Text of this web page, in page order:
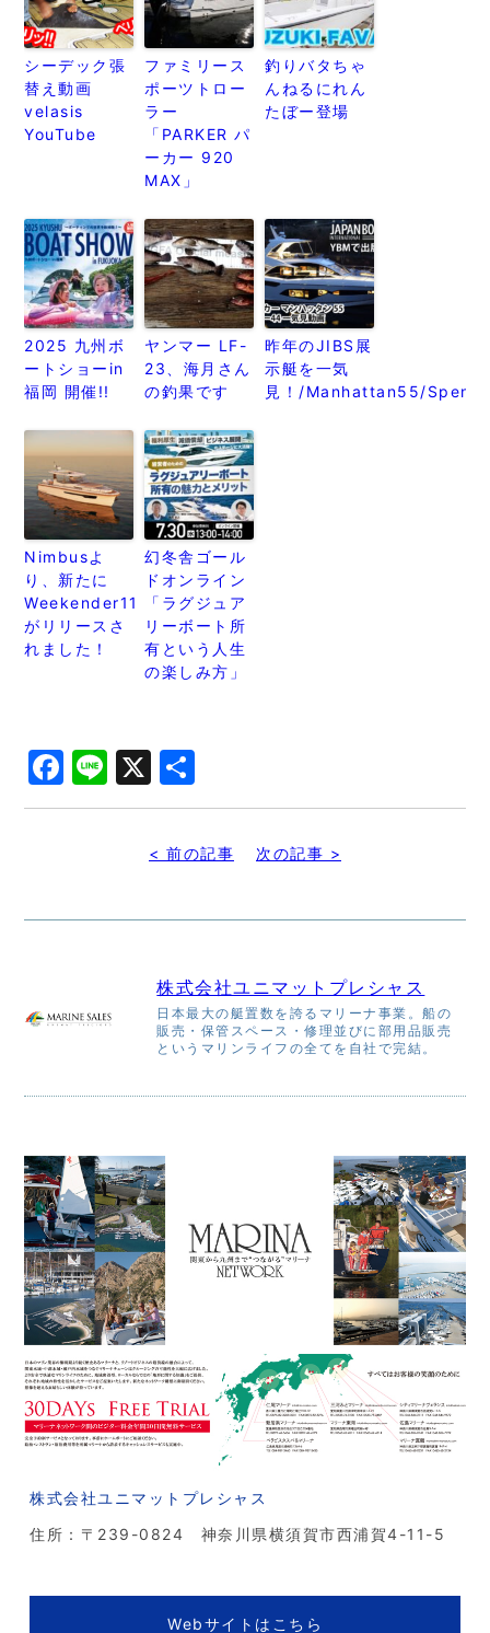
シーデック張
替え動画
velasis
YouTube
ファミリース
ポーツトロー
ラー
「PARKER パ
ーカー 920
MAX」
釣りバタちゃ
んねるにれん
たぼー登場
2025 九州ボ
ートショーin
福岡 開催!!
ヤンマー LF-
23、海月さん
の釣果です
昨年のJIBS展
示艇を一気
見！/Manhattan55/
Nimbusよ
り、新たに
Weekender11
がリリースさ
れました！
幻冬舎ゴール
ドオンライン
「ラグジュア
リーボート所
有という人生
の楽しみ方」
Facebook
Line
X
有
< 前の記事 次の記事 >
株式会社ユニマットプレシャス
日本最大の艇置数を誇るマリーナ事業。船の
販売・保管スペース・修理並びに部用品販売
というマリンライフの全てを自社で完結。
株式会社ユニマットプレシャス
住所：〒239-0824 神奈川県横須賀市西浦賀4-11-5
Webサイトはこちら